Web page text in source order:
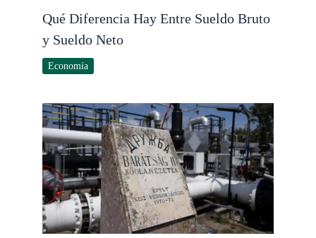
Qué Diferencia Hay Entre Sueldo Bruto
y Sueldo Neto
Economía